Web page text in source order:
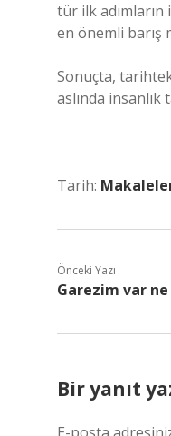
tür ilk adımların
en önemli barış
Sonuçta,
aslında insanlık
Tarih:
Önceki Yazı
Garezim var
Bir yanıt